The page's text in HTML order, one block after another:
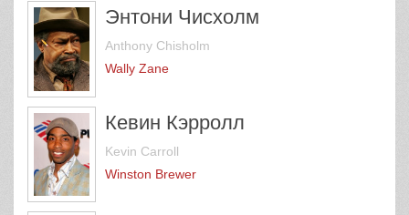
Энтони Чисхолм
Anthony Chisholm
Wally Zane
Кевин Кэрролл
Kevin Carroll
Winston Brewer